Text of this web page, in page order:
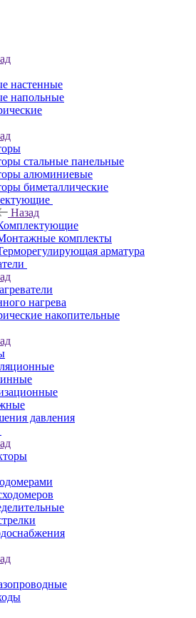
настенные
напольные
стальные панельные
алюминиевые
биметаллические
Назад
комплекты
арматура
нагрева
накопительные
давления